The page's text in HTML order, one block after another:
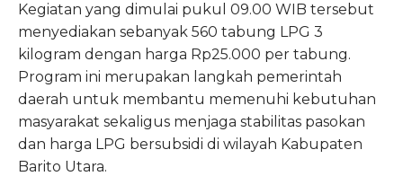
Kegiatan yang dimulai pukul 09.00 WIB tersebut
menyediakan sebanyak 560 tabung LPG 3
kilogram dengan harga Rp25.000 per tabung.
Program ini merupakan langkah pemerintah
daerah untuk membantu memenuhi kebutuhan
masyarakat sekaligus menjaga stabilitas pasokan
dan harga LPG bersubsidi di wilayah Kabupaten
Barito Utara.